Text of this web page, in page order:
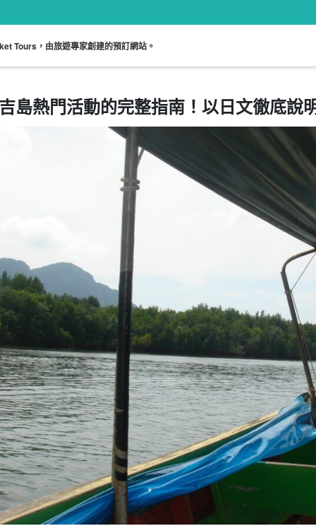
Tours，由旅遊專家創建的預訂網站。
遊覽連午餐
島熱門活動的完整指南！以日文徹底說